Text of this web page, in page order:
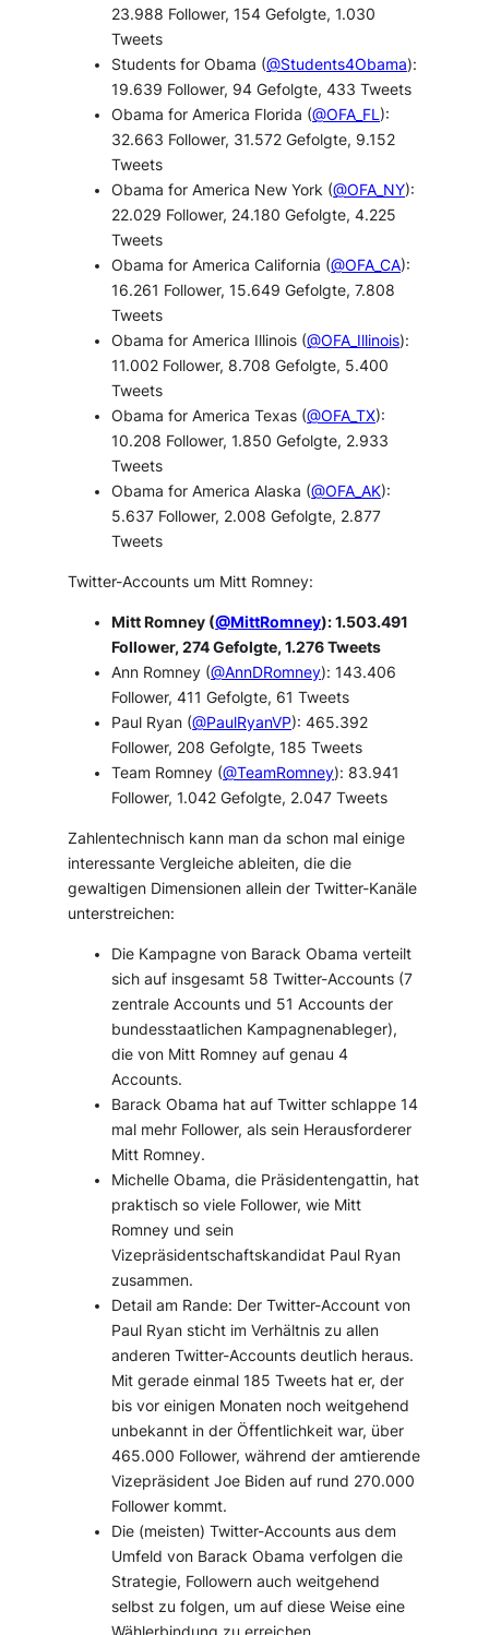
23.988 Follower, 154 Gefolgte, 1.030
Tweets
Students for Obama (@Students4Obama):
19.639 Follower, 94 Gefolgte, 433 Tweets
Obama for America Florida (@OFA_FL):
32.663 Follower, 31.572 Gefolgte, 9.152
Tweets
Obama for America New York (@OFA_NY):
22.029 Follower, 24.180 Gefolgte, 4.225
Tweets
Obama for America California (@OFA_CA):
16.261 Follower, 15.649 Gefolgte, 7.808
Tweets
Obama for America Illinois (@OFA_Illinois):
11.002 Follower, 8.708 Gefolgte, 5.400
Tweets
Obama for America Texas (@OFA_TX):
10.208 Follower, 1.850 Gefolgte, 2.933
Tweets
Obama for America Alaska (@OFA_AK):
5.637 Follower, 2.008 Gefolgte, 2.877
Tweets
Twitter-Accounts um Mitt Romney:
Mitt Romney (@MittRomney): 1.503.491
Follower, 274 Gefolgte, 1.276 Tweets
Ann Romney (@AnnDRomney): 143.406
Follower, 411 Gefolgte, 61 Tweets
Paul Ryan (@PaulRyanVP): 465.392
Follower, 208 Gefolgte, 185 Tweets
Team Romney (@TeamRomney): 83.941
Follower, 1.042 Gefolgte, 2.047 Tweets
Zahlentechnisch kann man da schon mal einige
interessante Vergleiche ableiten, die die
gewaltigen Dimensionen allein der Twitter-Kanäle
unterstreichen:
Die Kampagne von Barack Obama verteilt
sich auf insgesamt 58 Twitter-Accounts (7
zentrale Accounts und 51 Accounts der
bundesstaatlichen Kampagnenableger),
die von Mitt Romney auf genau 4
Accounts.
Barack Obama hat auf Twitter schlappe 14
mal mehr Follower, als sein Herausforderer
Mitt Romney.
Michelle Obama, die Präsidentengattin, hat
praktisch so viele Follower, wie Mitt
Romney und sein
Vizepräsidentschaftskandidat Paul Ryan
zusammen.
Detail am Rande: Der Twitter-Account von
Paul Ryan sticht im Verhältnis zu allen
anderen Twitter-Accounts deutlich heraus.
Mit gerade einmal 185 Tweets hat er, der
bis vor einigen Monaten noch weitgehend
unbekannt in der Öffentlichkeit war, über
465.000 Follower, während der amtierende
Vizepräsident Joe Biden auf rund 270.000
Follower kommt.
Die (meisten) Twitter-Accounts aus dem
Umfeld von Barack Obama verfolgen die
Strategie, Followern auch weitgehend
selbst zu folgen, um auf diese Weise eine
Wählerbindung zu erreichen.